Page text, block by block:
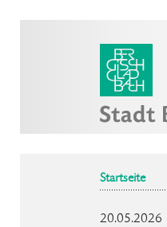
Startseite
20.05.2026